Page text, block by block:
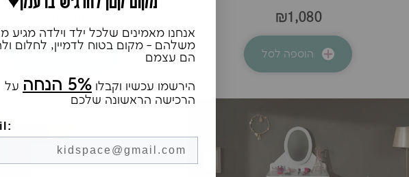
₪1,080
הוספה לסל הוספה לסל
אנחנו מאמינים שלכל ילד וילדה מגיע
משלהם - מקום בטוח לדמיין, לחלום
הם עצמם
הירשמו עכשיו וקבלו 5% הנחה
על
הרכישה הראשונה שלכם